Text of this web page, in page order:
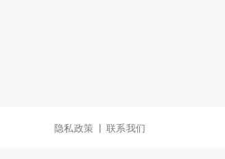
隐私政策 | 联系我们